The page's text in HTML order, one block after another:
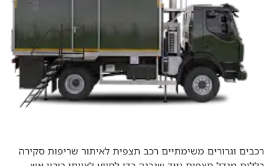
רכבים וגרורים משימתיים רכב תצפית לאיתור שריפות סקירה